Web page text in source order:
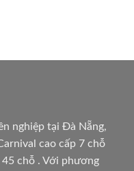
nghiệp tại Đà Nẵng,
cao cấp 7 chỗ
chỗ . Với phương